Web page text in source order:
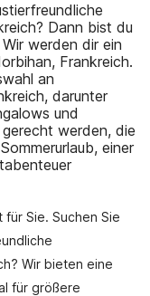
Dann bist du
werden dir ein
Frankreich.
an
darunter
und
werden, die
einer
Sie. Suchen Sie
Wir bieten eine
für größere